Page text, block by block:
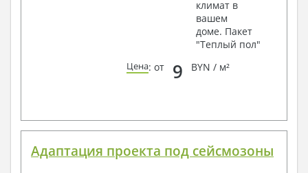
климат в
вашем
доме. Пакет
"Теплый пол"
Цена: от 9 BYN / м²
Адаптация проекта под сейсмозоны